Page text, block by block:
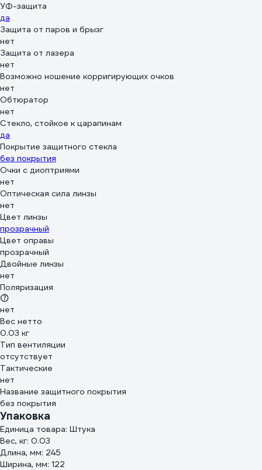
УФ-защита
да
Защита от паров и брызг
нет
Защита от лазера
нет
Возможно ношение корригирующих очков
нет
Обтюратор
нет
Стекло, стойкое к царапинам
да
Покрытие защитного стекла
без покрытия
Очки с диоптриями
нет
Оптическая сила линзы
нет
Цвет линзы
прозрачный
Цвет оправы
прозрачный
Двойные линзы
нет
Поляризация
нет
Вес нетто
0.03 кг
Тип вентиляции
отсутствует
Тактические
нет
Название защитного покрытия
без покрытия
Упаковка
Единица товара: Штука
Вес, кг: 0.03
Длина, мм: 245
Ширина, мм: 122